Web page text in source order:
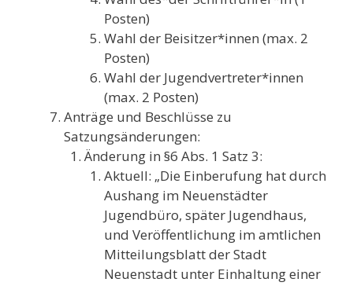
Posten)
Wahl der Beisitzer*innen (max. 2
Posten)
Wahl der Jugendvertreter*innen
(max. 2 Posten)
Anträge und Beschlüsse zu
Satzungsänderungen:
Änderung in §6 Abs. 1 Satz 3:
Aktuell: „Die Einberufung hat durch
Aushang im Neuenstädter
Jugendbüro, später Jugendhaus,
und Veröffentlichung im amtlichen
Mitteilungsblatt der Stadt
Neuenstadt unter Einhaltung einer